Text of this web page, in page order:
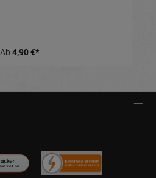
Ab 4,90 €*